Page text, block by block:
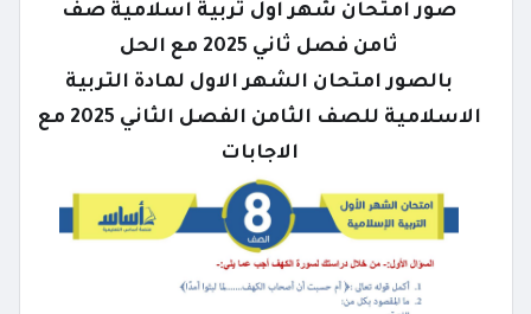
صور امتحان شهر اول تربية اسلامية صف
ثامن فصل ثاني 2025 مع الحل
بالصور امتحان الشهر الاول لمادة التربية
الاسلامية للصف الثامن الفصل الثاني 2025 مع
الاجابات